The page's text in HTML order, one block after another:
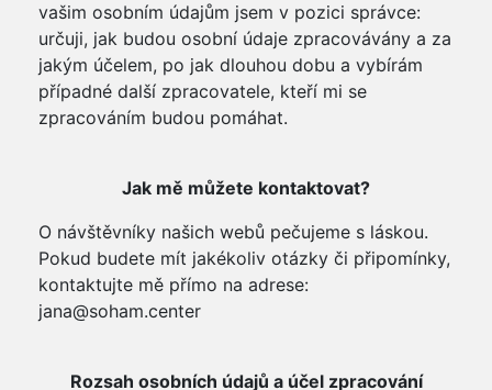
vašim osobním údajům jsem v pozici správce:
určuji, jak budou osobní údaje zpracovávány a za
jakým účelem, po jak dlouhou dobu a vybírám
případné další zpracovatele, kteří mi se
zpracováním budou pomáhat.
Jak mě můžete kontaktovat?
O návštěvníky našich webů pečujeme s láskou.
Pokud budete mít jakékoliv otázky či připomínky,
kontaktujte mě přímo na adrese:
jana@soham.center
Rozsah osobních údajů a účel zpracování